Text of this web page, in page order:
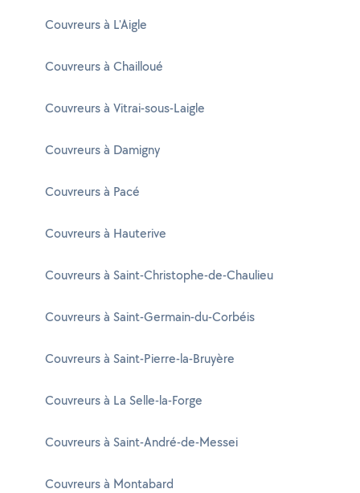
Couvreurs à L'Aigle
Couvreurs à Chailloué
Couvreurs à Vitrai-sous-Laigle
Couvreurs à Damigny
Couvreurs à Pacé
Couvreurs à Hauterive
Couvreurs à Saint-Christophe-de-Chaulieu
Couvreurs à Saint-Germain-du-Corbéis
Couvreurs à Saint-Pierre-la-Bruyère
Couvreurs à La Selle-la-Forge
Couvreurs à Saint-André-de-Messei
Couvreurs à Montabard